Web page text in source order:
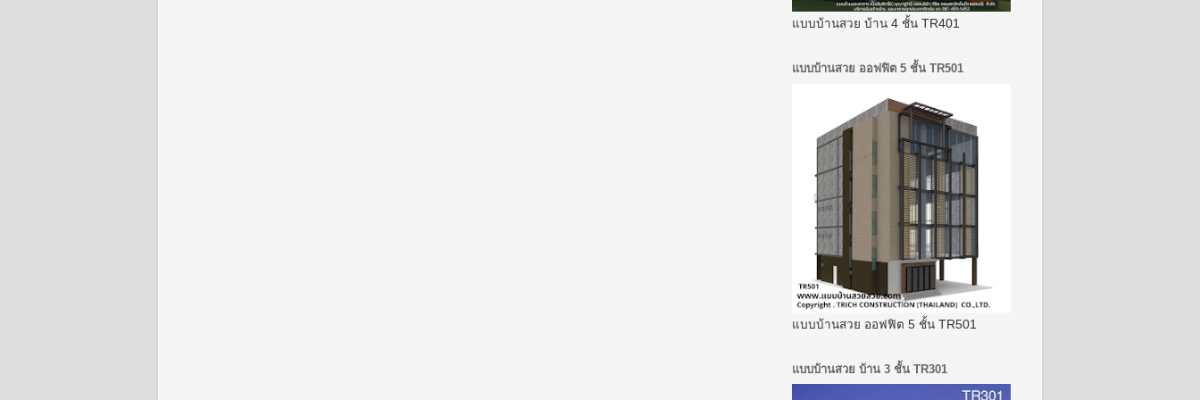
แบบบ้านสวย บ้าน 4 ชั้น TR401
แบบบ้านสวย ออฟฟิต 5 ชั้น TR501
แบบบ้านสวย ออฟฟิต 5 ชั้น TR501
แบบบ้านสวย บ้าน 3 ชั้น TR301